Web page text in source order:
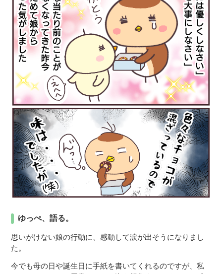
ゆっぺ、語る。
思いがけない娘の行動に、感動して涙が出そうになりまし
た。
今でも母の日や誕生日に手紙を書いてくれるのですが、私